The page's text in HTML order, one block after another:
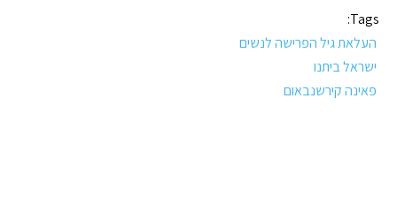
Tags:
העלאת גיל הפרישה לנשים
ישראל ביתנו
פאינה קירשנבאום